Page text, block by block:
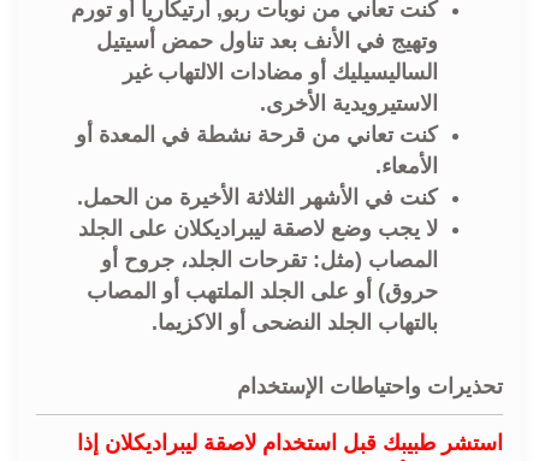
كنت تعاني من نوبات ربو, أرتيكاريا أو تورم
وتهيج في الأنف بعد تناول حمض أسيتيل
الساليسيليك أو مضادات الالتهاب غير
الاستيرويدية الأخرى.
كنت تعاني من قرحة نشطة في المعدة أو
الأمعاء.
كنت في الأشهر الثلاثة الأخيرة من الحمل.
لا يجب وضع لاصقة ليبراديكلان على الجلد
المصاب (مثل: تقرحات الجلد، جروح أو
حروق) أو على الجلد الملتهب أو المصاب
بالتهاب الجلد النضحى أو الاكزيما.
تحذيرات واحتياطات الإستخدام
استشر طبيبك قبل استخدام لاصقة ليبراديكلان إذا